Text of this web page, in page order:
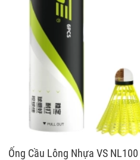
Ống Cầu Lông Nhựa VS